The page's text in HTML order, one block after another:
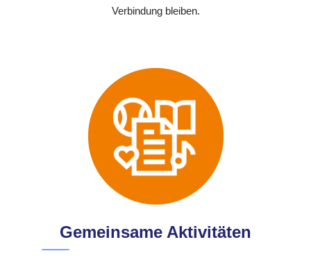
Verbindung bleiben.
Gemeinsame Aktivitäten